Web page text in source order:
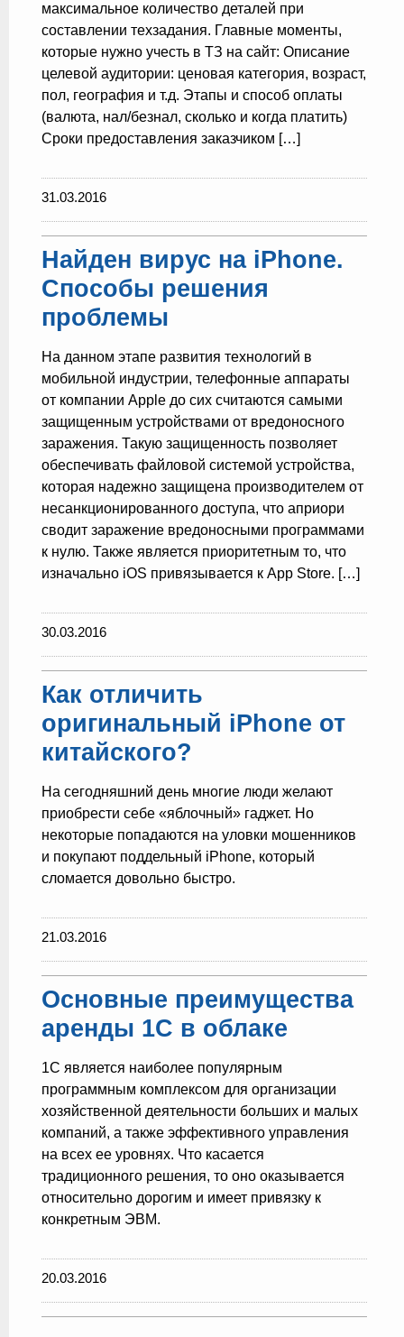
максимальное количество деталей при
составлении техзадания. Главные моменты,
которые нужно учесть в ТЗ на сайт: Описание
целевой аудитории: ценовая категория, возраст,
пол, география и т.д. Этапы и способ оплаты
(валюта, нал/безнал, сколько и когда платить)
Сроки предоставления заказчиком […]
31.03.2016
Найден вирус на iPhone.
Способы решения
проблемы
На данном этапе развития технологий в
мобильной индустрии, телефонные аппараты
от компании Apple до сих считаются самыми
защищенным устройствами от вредоносного
заражения. Такую защищенность позволяет
обеспечивать файловой системой устройства,
которая надежно защищена производителем от
несанкционированного доступа, что априори
сводит заражение вредоносными программами
к нулю. Также является приоритетным то, что
изначально iOS привязывается к App Store. […]
30.03.2016
Как отличить
оригинальный iPhone от
китайского?
На сегодняшний день многие люди желают
приобрести себе «яблочный» гаджет. Но
некоторые попадаются на уловки мошенников
и покупают поддельный iPhone, который
сломается довольно быстро.
21.03.2016
Основные преимущества
аренды 1С в облаке
1С является наиболее популярным
программным комплексом для организации
хозяйственной деятельности больших и малых
компаний, а также эффективного управления
на всех ее уровнях. Что касается
традиционного решения, то оно оказывается
относительно дорогим и имеет привязку к
конкретным ЭВМ.
20.03.2016